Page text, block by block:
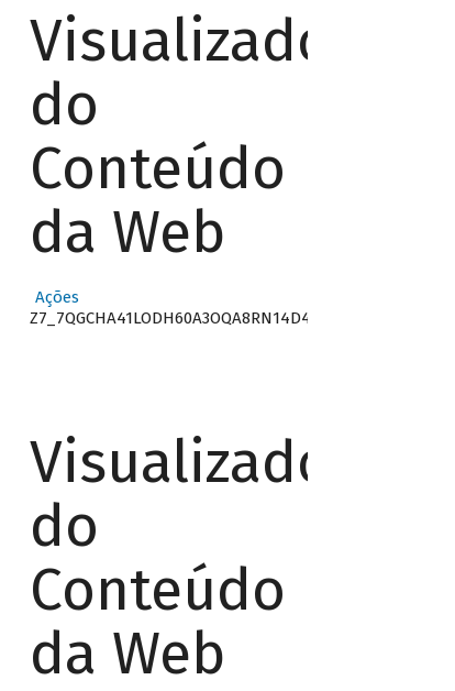
Visualizador
do
Conteúdo
da Web
Ações
Z7_7QGCHA41LODH60A3OQA8RN14D4
Visualizador
do
Conteúdo
da Web